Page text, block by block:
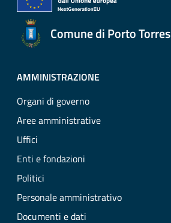
Comune di Porto Torres
AMMINISTRAZIONE
Organi di governo
Aree amministrative
Uffici
Enti e fondazioni
Politici
Personale amministrativo
Documenti e dati